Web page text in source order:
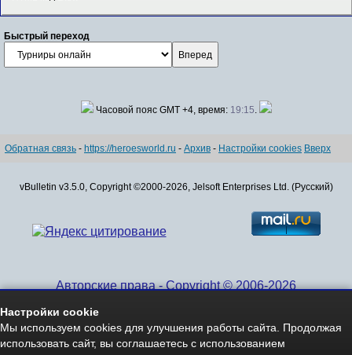
Быстрый переход
Часовой пояс GMT +4, время: 19:15.
Обратная связь - https://heroesworld.ru - Архив - Настройки cookies Вверх
vBulletin v3.5.0, Copyright ©2000-2026, Jelsoft Enterprises Ltd. (Русский)
Авторские права - Copyright © 2006-2026
Настройки cookie
Мы используем cookies для улучшения работы сайта. Продолжая
использовать сайт, вы соглашаетесь с использованием